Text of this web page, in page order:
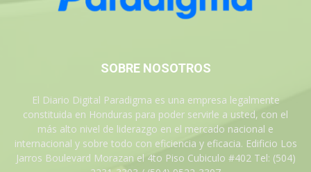
SOBRE NOSOTROS
El Diario Digital Paradigma es una empresa legalmente
constituida en Honduras para poder servirle a usted, con el
más alto nivel de liderazgo en el mercado nacional e
internacional y sobre todo con eficiencia y eficacia. Edificio Los
Jarros Boulevard Morazan el 4to Piso Cubiculo #402 Tel: (504)